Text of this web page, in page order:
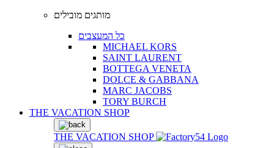
מותגים מובילים
כל המעצבים
MICHAEL KORS
SAINT LAURENT
BOTTEGA VENETA
DOLCE & GABBANA
MARC JACOBS
TORY BURCH
THE VACATION SHOP
THE VACATION SHOP